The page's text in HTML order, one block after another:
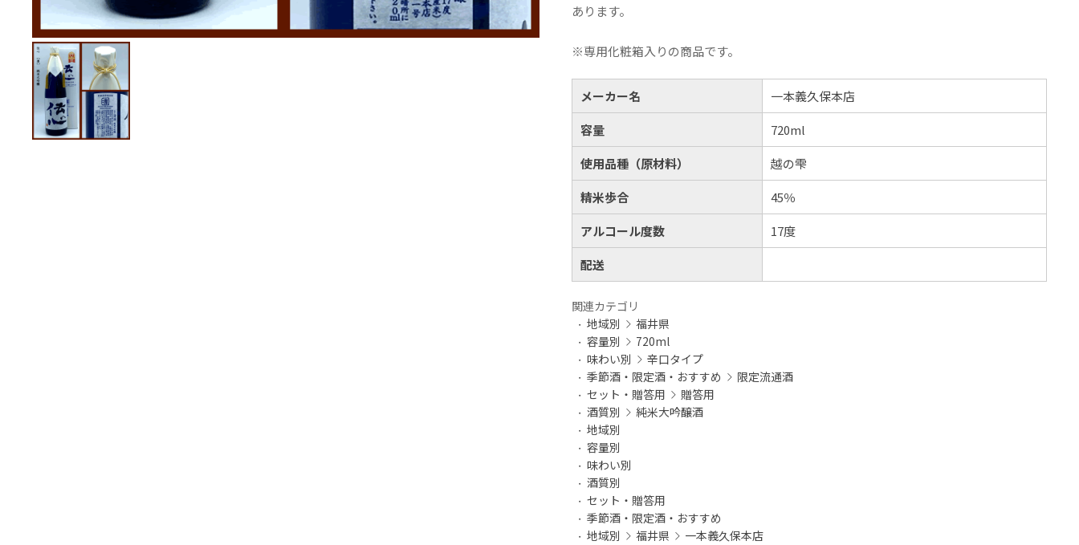
あります。
※専用化粧箱入りの商品です。
カートへ進む
メーカー名
一本義久保本店
容量
720ml
使用品種（原材料）
越の雫
精米歩合
45％
アルコール度数
17度
配送
関連カテゴリ
地域別
福井県
容量別
720ml
味わい別
辛口タイプ
季節酒・限定酒・おすすめ
限定流通酒
セット・贈答用
贈答用
酒質別
純米大吟醸酒
地域別
容量別
味わい別
酒質別
セット・贈答用
季節酒・限定酒・おすすめ
地域別
福井県 一本義久保本店